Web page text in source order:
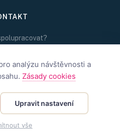
— Inspirativní.cz s.r.o.
analýzu návštěvnosti a
Zásady cookies
Upravit nastavení
vše